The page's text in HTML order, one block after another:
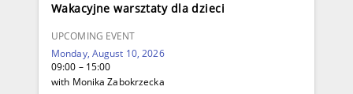
Wakacyjne warsztaty dla dzieci
UPCOMING EVENT
Monday, August 10, 2026
09:00 – 15:00
with Monika Zabokrzecka